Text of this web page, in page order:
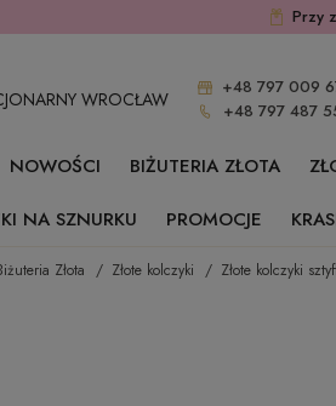
Przy
WROCŁAW
+48 797 009
+48 797 487
NOWOŚCI BIŻUTERIA ZŁOTA
NA SZNURKU
PROMOCJE
Złota Złote kolczyki Złote kolczyki